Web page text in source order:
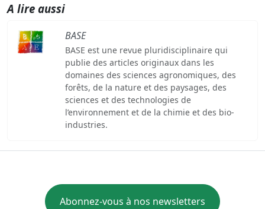
A lire aussi
BASE
BASE est une revue pluridisciplinaire qui
publie des articles originaux dans les
domaines des sciences agronomiques, des
forêts, de la nature et des paysages, des
sciences et des technologies de
l’environnement et de la chimie et des bio-
industries.
Abonnez-vous à nos newsletters